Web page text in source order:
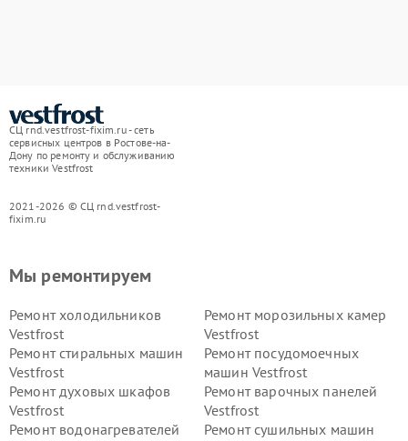
СЦ rnd.vestfrost-fixim.ru - сеть
сервисных центров в Ростове-на-
Дону по ремонту и обслуживанию
техники Vestfrost
2021-2026 © СЦ rnd.vestfrost-
fixim.ru
Мы ремонтируем
Ремонт холодильников
Vestfrost
Ремонт морозильных камер
Vestfrost
Ремонт стиральных машин
Vestfrost
Ремонт посудомоечных
машин Vestfrost
Ремонт духовых шкафов
Vestfrost
Ремонт варочных панелей
Vestfrost
Ремонт водонагревателей
Ремонт сушильных машин